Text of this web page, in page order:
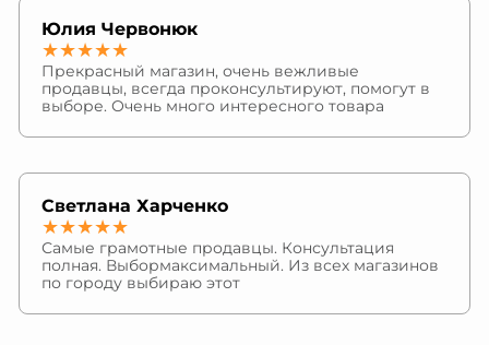
Юлия Червонюк
★★★★★
Прекрасный магазин, очень вежливые
продавцы, всегда проконсультируют, помогут в
выборе. Очень много интересного товара
Светлана Харченко
★★★★★
Самые грамотные продавцы. Консультация
полная. Выбормаксимальный. Из всех магазинов
по городу выбираю этот